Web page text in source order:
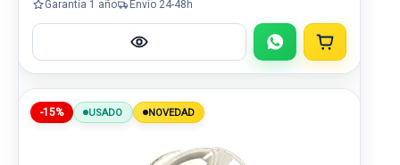
Garantía 1 año Envío 24-48h
-15% USADO NOVEDAD